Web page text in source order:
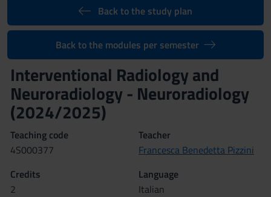
Back to the study plan
Back to the modules per semester
Interventional Radiology and
Neuroradiology - Neuroradiology
(2024/2025)
Teaching code
4S000377
Teacher
Francesca Benedetta Pizzini
Credits
2
Language
Italian